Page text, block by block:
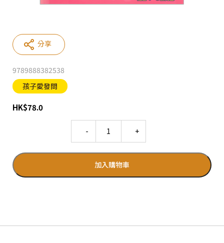
9789888382538
孩子愛發問
HK$78.0
加入購物車
分享